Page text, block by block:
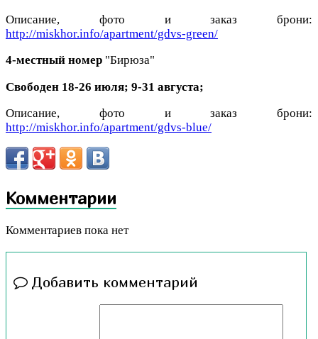
Описание, фото и заказ брони:
http://miskhor.info/apartment/gdvs-green/
4-местный номер "Бирюза"
Свободен 18-26 июля; 9-31 августа;
Описание, фото и заказ брони:
http://miskhor.info/apartment/gdvs-blue/
Комментарии
Комментариев пока нет
Добавить комментарий